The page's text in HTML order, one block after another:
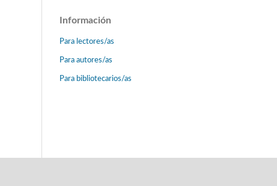
Información
Para lectores/as
Para autores/as
Para bibliotecarios/as